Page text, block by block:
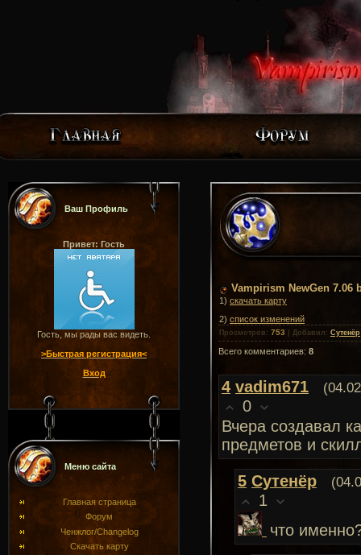
Ваш Профиль
Привет: Гость
Гость, мы рады вас видеть.
>Быстрая регистрация<
Вход
Меню сайта
Главная страница
Форум
Ченжлог/Changelog
Скачать карту
Vampirism NewGen 7.06
1) скачать карту
2) список изменений
Просмотров : 753 Добавил : Сутенёр
Всего комментариев: 8
4 vadim671
0
Вчера создавал
предметов и
5 Сутенёр
1
что